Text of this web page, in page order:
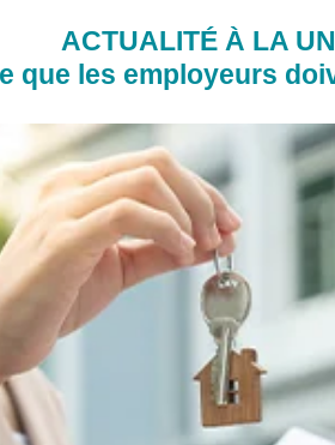
ACTUALITÉ À LA
que les employeurs